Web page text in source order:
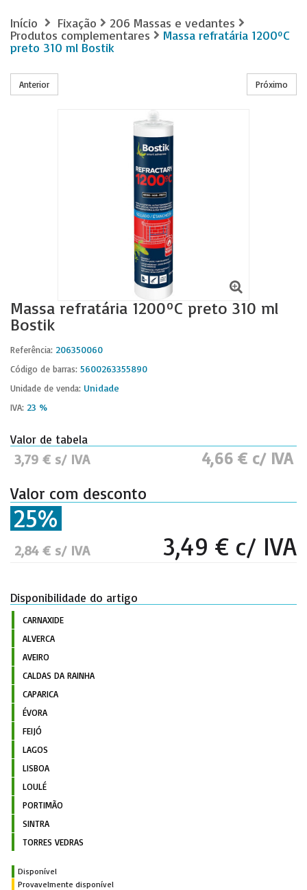
Início Fixação
206 Massas e vedantes
Produtos complementares
Massa refratária 1200ºC
preto 310 ml Bostik
Anterior Próximo
Massa refratária 1200ºC preto 310 ml
Bostik
Referência: 206350060
Código de barras: 5600263355890
Unidade de venda: Unidade
IVA: 23 %
Valor de tabela
3,79 € s/ IVA 4,66 € c/ IVA
Valor com desconto
25%
2,84 € s/ IVA 3,49 € c/ IVA
Disponibilidade do artigo
CARNAXIDE
ALVERCA
AVEIRO
CALDAS DA RAINHA
CAPARICA
ÉVORA
FEIJÓ
LAGOS
LISBOA
LOULÉ
PORTIMÃO
SINTRA
TORRES VEDRAS
Disponível
Provavelmente disponível